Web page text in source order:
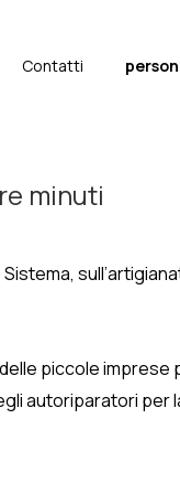
Contatti
minuti
piccole imprese
autoriparatori